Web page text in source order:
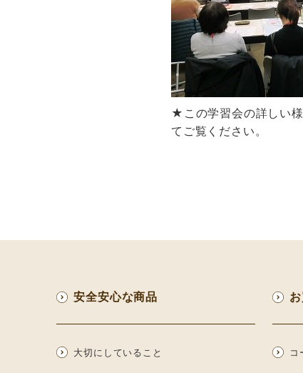
★この学習会の詳しい
てご覧ください。
安全安心な商品
大切にしていること コ